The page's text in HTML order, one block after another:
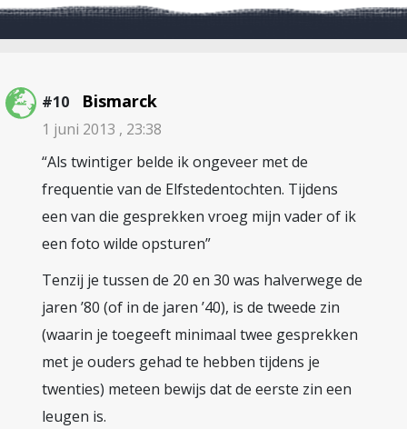
#10 Bismarck
1 juni 2013 , 23:38
“Als twintiger belde ik ongeveer met de
frequentie van de Elfstedentochten. Tijdens
een van die gesprekken vroeg mijn vader of ik
een foto wilde opsturen”
Tenzij je tussen de 20 en 30 was halverwege de
jaren ’80 (of in de jaren ’40), is de tweede zin
(waarin je toegeeft minimaal twee gesprekken
met je ouders gehad te hebben tijdens je
twenties) meteen bewijs dat de eerste zin een
leugen is.